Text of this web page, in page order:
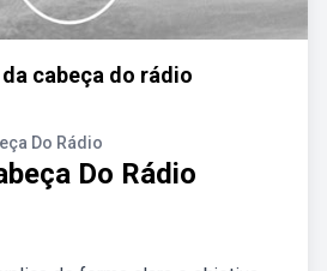
cabeça do rádio
Do Rádio
Do Rádio